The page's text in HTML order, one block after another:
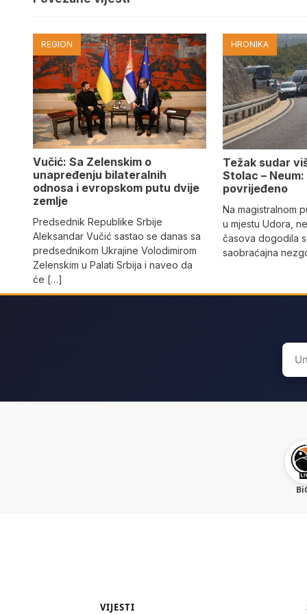
REGION
Vučić: Sa Zelenskim o
unapređenju bilateralnih
odnosa i evropskom putu dvije
zemlje
Predsednik Republike Srbije
Aleksandar Vučić sastao se danas sa
predsednikom Ukrajine Volodimirom
Zelenskim u Palati Srbija i naveo da
će […]
HRONIKA
Težak sudar
Stolac –
povrijeđeno
Na magistralnom
u mjestu Udora,
časova dogodila
saobraćajna
for:
VIJESTI